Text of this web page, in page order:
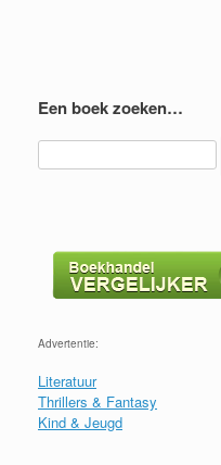
Een boek zoeken…
Advertentie:
Literatuur
Thrillers & Fantasy
Kind & Jeugd